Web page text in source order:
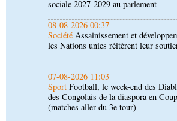
07-08-2026 11:03
SportFootball, le week-end des
des Congolais de la diaspora en
07-08-2026 10:18
Afrique-MondeAfrique de l'Ouest :
numérique inventent une nouvelle